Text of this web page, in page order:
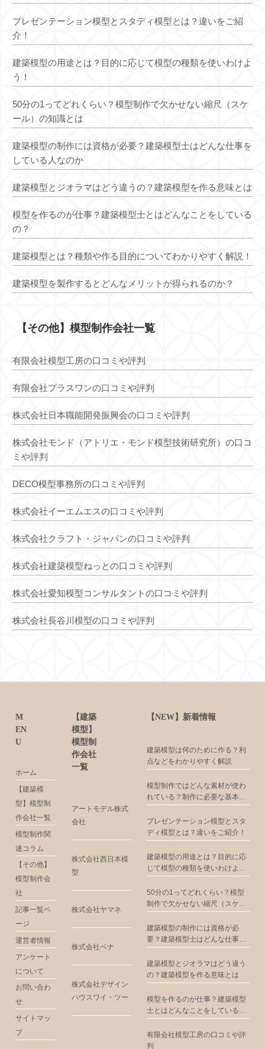
プレゼンテーション模型とスタディ模型とは？違いをご紹
介！
建築模型の用途とは？目的に応じて模型の種類を使いわけよ
う！
50分の1ってどれくらい？模型制作で欠かせない縮尺（スケ
ール）の知識とは
建築模型の制作には資格が必要？建築模型士はどんな仕事を
している人なのか
建築模型とジオラマはどう違うの？建築模型を作る意味とは
模型を作るのが仕事？建築模型士とはどんなことをしている
の？
建築模型とは？種類や作る目的についてわかりやすく解説！
建築模型を製作するとどんなメリットが得られるのか？
【その他】模型制作会社一覧
有限会社模型工房の口コミや評判
有限会社プラスワンの口コミや評判
株式会社日本職能開発振興会の口コミや評判
株式会社モンド（アトリエ・モンド模型技術研究所）の口コ
ミや評判
DECO模型事務所の口コミや評判
株式会社イーエムエスの口コミや評判
株式会社クラフト・ジャパンの口コミや評判
株式会社建築模型ねっとの口コミや評判
株式会社愛知模型コンサルタントの口コミや評判
株式会社長谷川模型の口コミや評判
M
EN
U
ホーム
【建築模
型】模型制
作会社一覧
模型制作関
連コラム
【その他】
模型制作会
社
記事一覧ペ
ージ
運営者情報
アンケート
について
お問い合わ
せ
サイトマッ
プ
【建築
模型】
模型制
作会社
一覧
アートモデル株式
会社
株式会社西日本模
型
株式会社ヤマネ
株式会社ベナ
株式会社デザイン
ハウスワイ・ツー
【NEW】新着情報
建築模型は何のために作る？利
点などをわかりやすく解説
模型制作ではどんな素材が使わ
れている？制作に必要な基本道
プレゼンテーション模型とスタ
ディ模型とは？違いをご紹介！
建築模型の用途とは？目的に応
じて模型の種類を使いわけよ
50分の1ってどれくらい？模型
制作で欠かせない縮尺（スケー
建築模型の制作には資格が必
要？建築模型士はどんな仕事を
建築模型とジオラマはどう違う
の？建築模型を作る意味とは
模型を作るのが仕事？建築模型
士とはどんなことをしている
有限会社模型工房の口コミや評
判